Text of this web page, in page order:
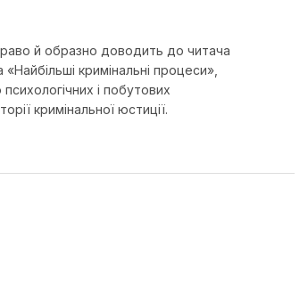
й образно доводить до читача
кримінальні процеси»,
і побутових
кримінальної юстиції.